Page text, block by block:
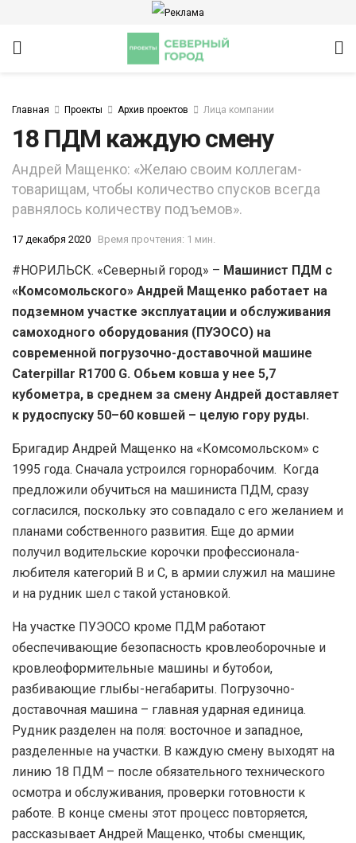
Главная Проекты Архив проектов Лица компании
18 ПДМ каждую смену
Андрей Мащенко: «Желаю своим коллегам-
товарищам, чтобы количество спусков всегда
равнялось количеству подъемов».
17 декабря 2020 Время прочтения: 1 мин.
#НОРИЛЬСК. «Северный город» – Машинист ПДМ с
«Комсомольского» Андрей Мащенко работает на
подземном участке эксплуатации и обслуживания
самоходного оборудования (ПУЭОСО) на
современной погрузочно-доставочной машине
Caterpillar R1700 G. Обьем ковша у нее 5,7
кубометра, в среднем за смену Андрей доставляет
к рудоспуску 50–60 ковшей – целую гору руды.
Бригадир Андрей Мащенко на «Комсомольском» с
1995 года. Сначала устроился горнорабочим. Когда
предложили обучиться на машиниста ПДМ, сразу
согласился, поскольку это совпадало с его желанием и
планами собственного развития. Еще до армии
получил водительские корочки профессионала-
любителя категорий В и С, в армии служил на машине
и на рудник шел с такой установкой.
На участке ПУЭОСО кроме ПДМ работают
обеспечивающие безопасность кровлеоборочные и
кровлеоформительные машины и бутобои,
разбивающие глыбы-негабариты. Погрузочно-
доставочная машина – главная ударная единица.
Рудник разделен на поля: восточное и западное,
разделенные на участки. В каждую смену выходят на
линию 18 ПДМ – после обязательного технического
осмотра и обслуживания, проверки готовности к
работе. В конце смены этот процесс повторяется,
рассказывает Андрей Мащенко, чтобы сменщик,